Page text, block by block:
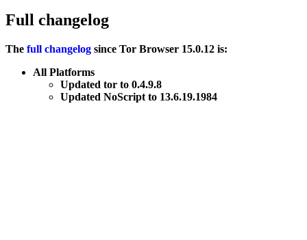
Full changelog
The full changelog since Tor Browser 15.0.12 is:
All Platforms
Updated tor to 0.4.9.8
Updated NoScript to 13.6.19.1984